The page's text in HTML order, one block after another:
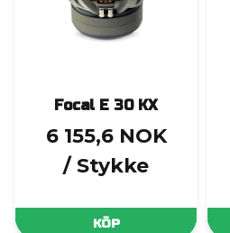
Focal E 30 KX
6 155,6 NOK
/ Stykke
KÖP